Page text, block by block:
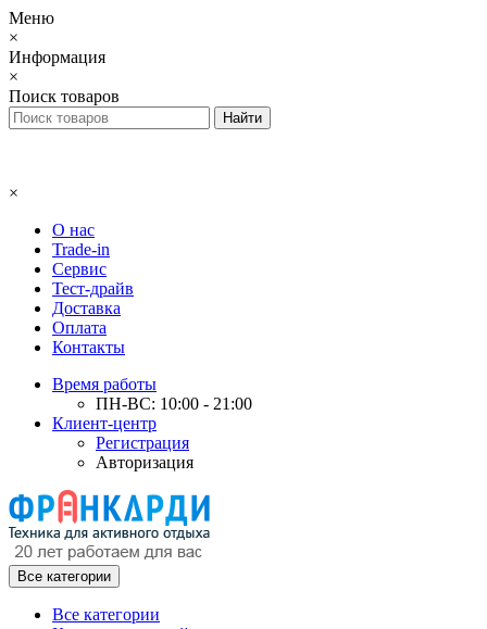
Меню
×
Информация
×
Поиск товаров
×
О нас
Trade-in
Сервис
Тест-драйв
Доставка
Оплата
Контакты
Время работы
ПН-ВС: 10:00 - 21:00
Клиент-центр
Регистрация
Авторизация
Все категории
Все категории